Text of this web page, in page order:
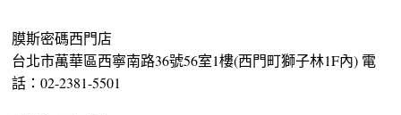
膜斯密碼西門店
台北市萬華區西寧南路36號56室1樓(西門町獅子林1F內) 電
話：02-2381-5501